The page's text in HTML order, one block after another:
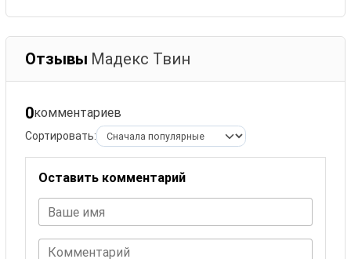
Отзывы Мадекс Твин
0комментариев
Сортировать:
Оставить комментарий
Ваше имя
Комментарий